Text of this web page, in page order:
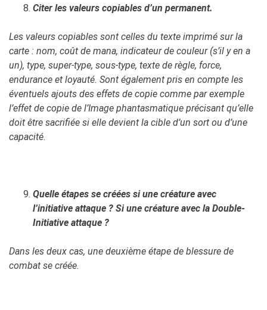
Citer les valeurs copiables d’un permanent.
Les valeurs copiables sont celles du texte imprimé sur la
carte : nom, coût de mana, indicateur de couleur (s’il y en a
un), type, super-type, sous-type, texte de règle, force,
endurance et loyauté. Sont également pris en compte les
éventuels ajouts des effets de copie comme par exemple
l’effet de copie de l’Image phantasmatique précisant qu’elle
doit être sacrifiée si elle devient la cible d’un sort ou d’une
capacité.
Quelle étapes se créées si une créature avec
l’initiative attaque ? Si une créature avec la Double-
Initiative attaque ?
Dans les deux cas, une deuxième étape de blessure de
combat se créée.